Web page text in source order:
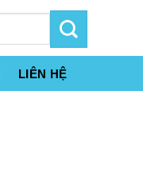
LIÊN HỆ